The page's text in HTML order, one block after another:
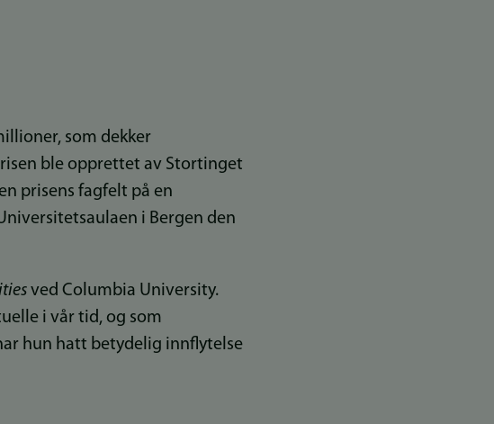
som dekker
ble opprettet av Stortinget
prisens fagfelt på en
i Bergen den
ved Columbia University.
i vår tid, og som
hun hatt betydelig innflytelse